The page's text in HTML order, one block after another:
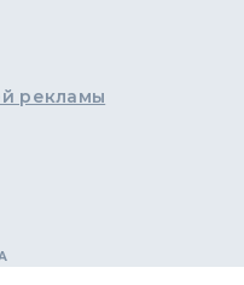
рекламы